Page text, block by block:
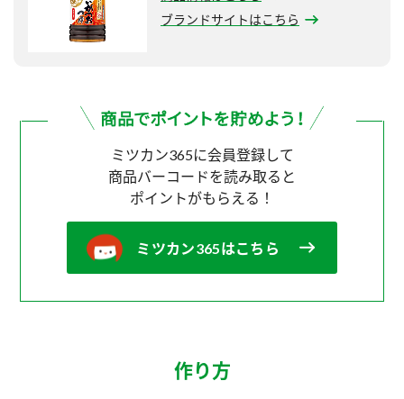
ブランドサイトはこちら
ミツカン365に会員登録して
商品バーコードを読み取ると
ポイントがもらえる！
ミツカン365はこちら
作り方